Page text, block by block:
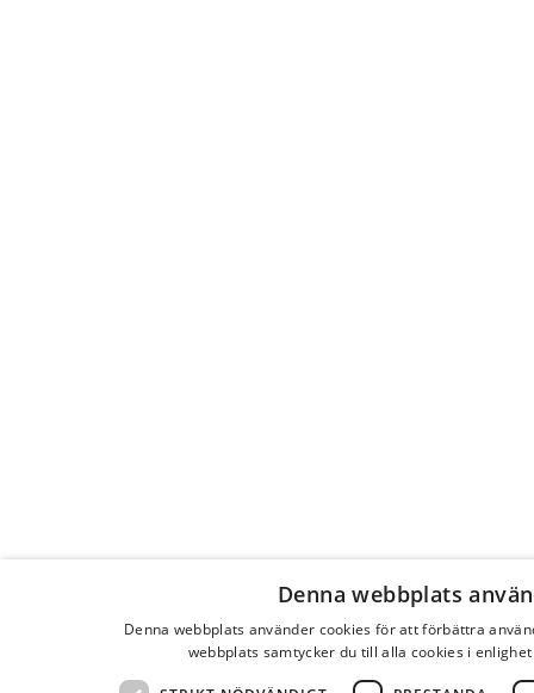
Denna webbplats
Denna webbplats använder cookies för att förbättra
webbplats samtycker du till alla cookies i